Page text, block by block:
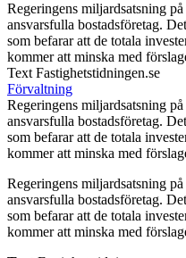
Regeringens miljardsatsning
ansvarsfulla bostadsföretag.
som befarar att de totala
kommer att minska med
Text Fastighetstidningen.se
Förvaltning
Regeringens miljardsatsning
ansvarsfulla bostadsföretag.
som befarar att de totala
kommer att minska med
Regeringens miljardsatsning
ansvarsfulla bostadsföretag.
som befarar att de totala
kommer att minska med